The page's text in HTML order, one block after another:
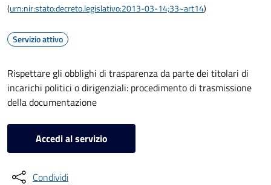
(urn:nir:stato:decreto.legislativo:2013-03-14;33~art14)
Servizio attivo
Rispettare gli obblighi di trasparenza da parte dei titolari di
incarichi politici o dirigenziali: procedimento di trasmissione
della documentazione
Accedi al servizio
Condividi